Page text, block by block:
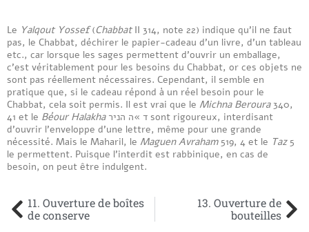
Le Yalqout Yossef(Chabbat II 314, note 22) indique qu’il ne faut
pas, le Chabbat, déchirer le papier-cadeau d’un livre, d’un tableau
etc., car lorsque les sages permettent d’ouvrir un emballage,
c’est véritablement pour les besoins du Chabbat, or ces objets ne
sont pas réellement nécessaires. Cependant, il semble en
pratique que, si le cadeau répond à un réel besoin pour le
Chabbat, cela soit permis. Il est vrai que le Michna Beroura340,
41 et le Béour Halakhaד »ה הניר sont rigoureux, interdisant
d’ouvrir l’enveloppe d’une lettre, même pour une grande
nécessité. Mais le Maharil, le Maguen Avraham519, 4 et le Taz5
le permettent. Puisque l’interdit est rabbinique, en cas de
besoin, on peut être indulgent.
11. Ouverture de boîtes
de conserve
13. Ouverture de
bouteilles